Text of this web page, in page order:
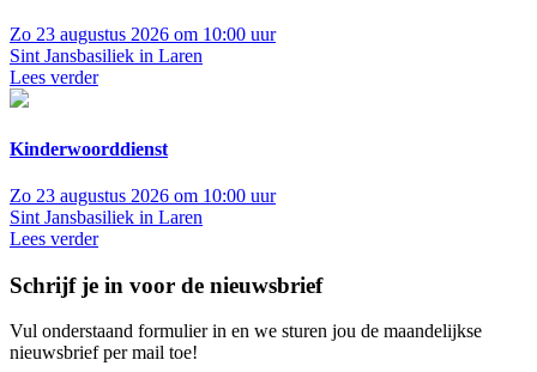
Zo 23 augustus 2026 om 10:00 uur
Sint Jansbasiliek in Laren
Lees verder
Kinderwoorddienst
Zo 23 augustus 2026 om 10:00 uur
Sint Jansbasiliek in Laren
Lees verder
Schrijf je in voor de nieuwsbrief
Vul onderstaand formulier in en we sturen jou de maandelijkse
nieuwsbrief per mail toe!